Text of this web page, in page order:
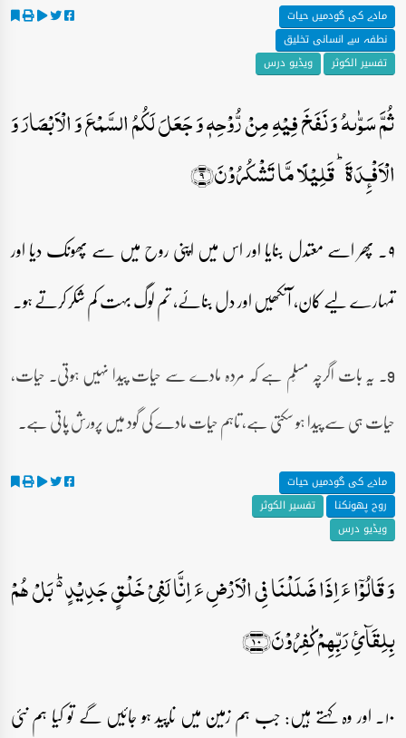
مادے کی گودمیں حیات
نطفہ سے انسانی تخلیق
تفسیر الکوثر
ویڈیو درس
ثُمَّ سَوّٰىہُ وَ نَفَخَ فِیۡہِ مِنۡ رُّوۡحِہٖ وَ جَعَلَ لَکُمُ السَّمۡعَ وَ الۡاَبۡصَارَ وَ
الۡاَفۡـِٕدَۃَ ؕ قَلِیۡلًا مَّا تَشۡکُرُوۡنَ﴿۹﴾
۹۔ پھر اسے معتدل بنایا اور اس میں اپنی روح میں سے پھونک دیا اور
تمہارے لیے کان، آنکھیں اور دل بنائے، تم لوگ بہت کم شکر کرتے ہو۔
9۔ یہ بات اگرچہ مسلّم ہے کہ مردہ مادے سے حیات پیدا نہیں ہوتی۔ حیات،
حیات ہی سے پیدا ہو سکتی ہے، تاہم حیات مادے کی گود میں پرورش پاتی ہے۔
مادے کی گودمیں حیات
روح پھونکنا
تفسیر الکوثر
ویڈیو درس
وَ قَالُوۡۤا ءَ اِذَا ضَلَلۡنَا فِی الۡاَرۡضِ ءَ اِنَّا لَفِیۡ خَلۡقٍ جَدِیۡدٍ ۬ؕ بَلۡ ہُمۡ
بِلِقَآیِٔ رَبِّہِمۡ کٰفِرُوۡنَ﴿۱۰﴾
۱۰۔ اور وہ کہتے ہیں: جب ہم زمین میں ناپید ہو جائیں گے تو کیا ہم نئی